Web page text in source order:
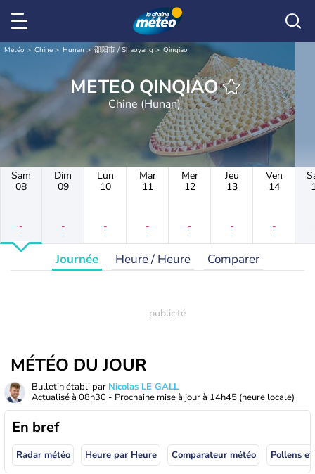
Météo Chine Hunan 邵阳市 / Shaoyang Qinqiao
METEO QINQIAO
Chine (Hunan)
Sam
08
-
-
Dim
09
-
-
Lun
10
-
-
Mar
11
-
-
Mer
12
-
-
Jeu
13
-
-
Ven
14
-
-
Journée Heure / Heure Comparer
MÉTÉO DU JOUR
Bulletin établi par Nicolas LE GALL
Actualisé à 08h30 - Prochaine mise à jour à 14h45 (heure locale)
En bref
Radar météo Heure par Heure Comparateur météo Pollens